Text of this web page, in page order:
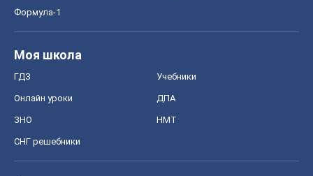
Формула-1
Моя школа
ГДЗ Учебники
Онлайн уроки ДПА
ЗНО НМТ
СНГ решебники